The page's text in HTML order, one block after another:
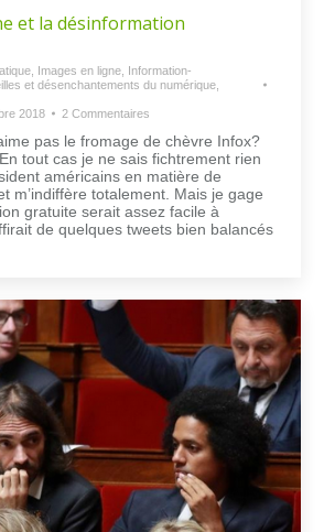
et la désinformation
Images en ligne Information-
et désenchantements du numérique
2018 2 Commentaires
pas le fromage de chèvre Infox?
tout cas je ne sais fichtrement rien
américains en matière de
m’indiffère totalement. Mais je gage
gratuite serait assez facile à
de quelques tweets bien balancés